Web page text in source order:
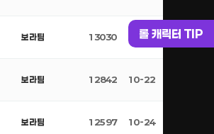
롤 캐릭터 TIP
보라팀 13030 10-21
보라팀 12842 10-22
보라팀 12597 10-24